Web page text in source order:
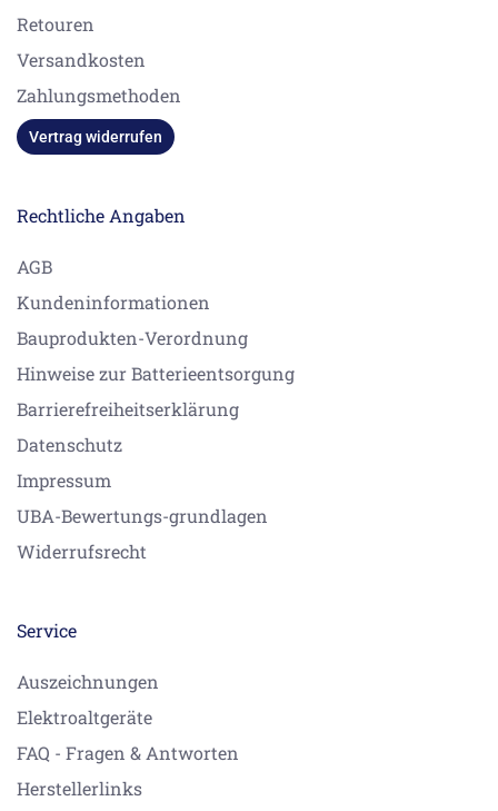
Retouren
Versandkosten
Zahlungsmethoden
Vertrag widerrufen
Rechtliche Angaben
AGB
Kundeninformationen
Bauprodukten-Verordnung
Hinweise zur Batterieentsorgung
Barrierefreiheitserklärung
Datenschutz
Impressum
UBA-Bewertungs-grundlagen
Widerrufsrecht
Service
Auszeichnungen
Elektroaltgeräte
FAQ - Fragen & Antworten
Herstellerlinks